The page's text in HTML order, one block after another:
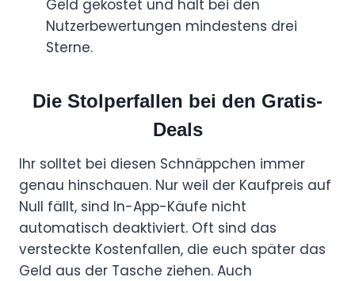
Geld gekostet und hält bei den
Nutzerbewertungen mindestens drei
Sterne.
Die Stolperfallen bei den Gratis-
Deals
Ihr solltet bei diesen Schnäppchen immer
genau hinschauen. Nur weil der Kaufpreis auf
Null fällt, sind In-App-Käufe nicht
automatisch deaktiviert. Oft sind das
versteckte Kostenfallen, die euch später das
Geld aus der Tasche ziehen. Auch